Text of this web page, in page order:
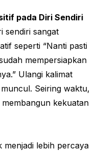
pada Diri Sendiri
sendiri sangat
seperti “Nanti pasti
mempersiapkan
Ulangi kalimat
Seiring waktu,
kekuatan
menjadi lebih percaya